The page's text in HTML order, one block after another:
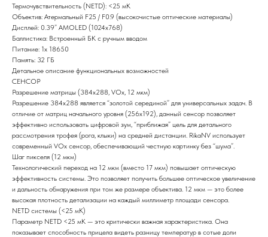
Термочувствительность (NETD): <25 мК
Объектив: Атермальный F25 / F0.9 (высокочистые оптические материалы)
Дисплей: 0.39” AMOLED (1024x768)
Баллистика: Встроенный БК с ручным вводом
Питание: 1x 18650
Память: 32 ГБ
Детальное описание функциональных возможностей
СЕНСОР
Разрешение матрицы (384x288, VOx, 12 мкм)
Разрешение 384x288 является “золотой серединой” для универсальных задач. В
отличие от матриц начального уровня (256x192), данный сенсор позволяет
эффективно использовать цифровой зум, “приближая” цель для детального
рассмотрения трофея (рога, клыки) на средней дистанции. RikaNV использует
современный VOx сенсор, обеспечивающий честную картинку без “шума”.
Шаг пикселя (12 мкм)
Технологический переход на 12 мкм (вместо 17 мкм) повышает оптическую
эффективность системы. Это позволяет получить большее оптическое увеличение
и дальность обнаружения при том же размере объектива. 12 мкм — это более
высокая плотность детализации на каждый миллиметр площади сенсора.
NETD системы (<25 мК)
Параметр NETD <25 мК — это критически важная характеристика. Она
показывает способность прицела видеть разницу температур в сотые доли